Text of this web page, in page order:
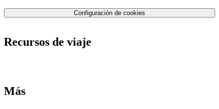
Configuración de cookies
Recursos de viaje
Más